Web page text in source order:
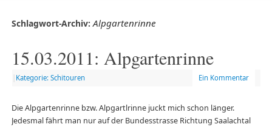
Schlagwort-Archiv: Alpgartenrinne
15.03.2011: Alpgartenrinne
Kategorie: Schitouren Ein Kommentar
Die Alpgartenrinne bzw. Alpgartlrinne juckt mich schon länger.
Jedesmal fährt man nur auf der Bundesstrasse Richtung Saalachtal